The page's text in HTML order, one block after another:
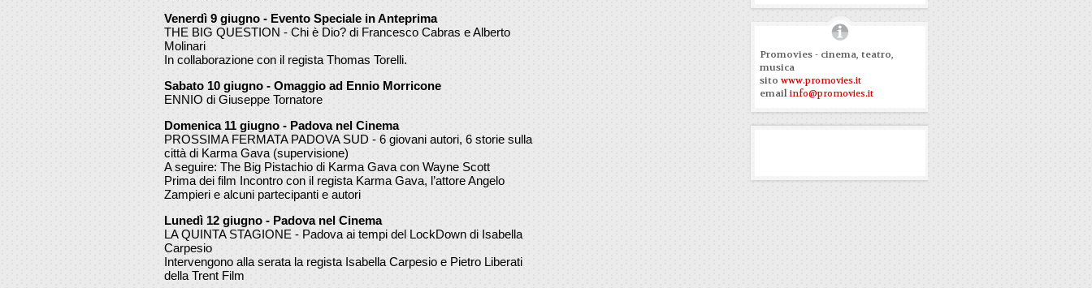
Venerdì 9 giugno - Evento Speciale in Anteprima
THE BIG QUESTION - Chi è Dio? di Francesco Cabras e Alberto
Molinari
In collaborazione con il regista Thomas Torelli.
Sabato 10 giugno - Omaggio ad Ennio Morricone
ENNIO di Giuseppe Tornatore
Domenica 11 giugno - Padova nel Cinema
PROSSIMA FERMATA PADOVA SUD - 6 giovani autori, 6 storie sulla
città di Karma Gava (supervisione)
A seguire: The Big Pistachio di Karma Gava con Wayne Scott
Prima dei film Incontro con il regista Karma Gava, l’attore Angelo
Zampieri e alcuni partecipanti e autori
Lunedì 12 giugno - Padova nel Cinema
LA QUINTA STAGIONE - Padova ai tempi del LockDown di Isabella
Carpesio
Intervengono alla serata la regista Isabella Carpesio e Pietro Liberati
della Trent Film
Promovies - cinema, teatro,
musica
sito www.promovies.it
email info@promovies.it